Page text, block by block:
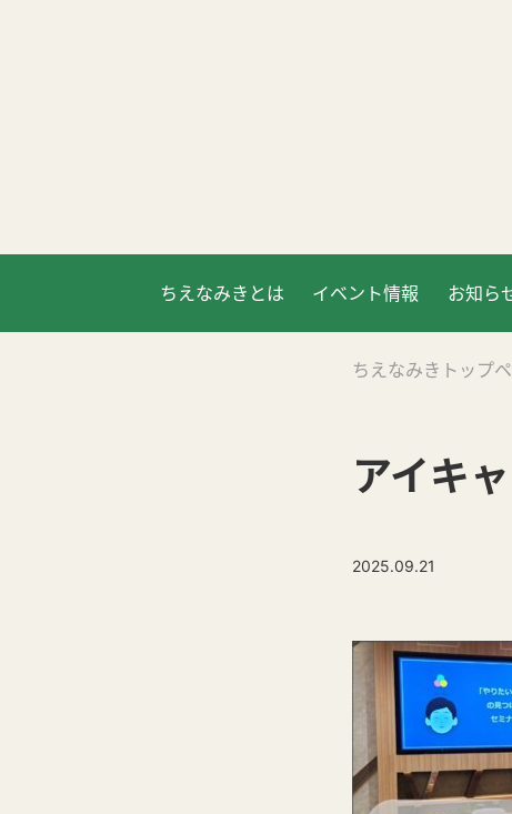
ちえなみきとは イベント情報 お知ら
ちえなみきトップ
アイキ
2025.09.21